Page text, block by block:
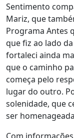
Sentimento
Mariz, que
Programa Antes
que fiz ao lado
fortaleci ainda
que o caminho
começa pelo
lugar do outro.
solenidade, que
ser